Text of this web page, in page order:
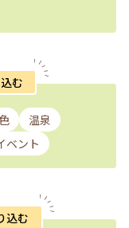
む
温泉
ベント
込む